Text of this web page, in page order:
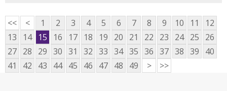
<< < 1 2 3 4 5 6 7 8 9 10 11
12
13
14 15 16 17 18 19 20 21 22 23 24 25
26
27 28 29 30 31 32 33 34 35 36 37 38 39
40
41
42 43 44 45 46 47 48 49 > >>